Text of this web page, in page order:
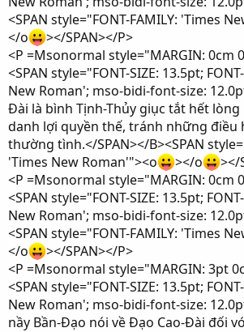
<SPAN style="FONT-FAMILY: 'Times
</o
></SPAN></P>
<P =Msonormal style="MARGIN: 0cm
<SPAN style="FONT-SIZE: 13.5pt;
New Roman'; mso-bidi-font-size:
Đài là bình Tịnh-Thủy giục tắt hết lòng
danh lợi quyền thế, tránh những điều
thường tình.</SPAN></B><SPAN
'Times New Roman'"><o
></o
></
<P =Msonormal style="MARGIN: 0cm
<SPAN style="FONT-SIZE: 13.5pt;
New Roman'; mso-bidi-font-size:
<SPAN style="FONT-FAMILY: 'Times
</o
></SPAN></P>
<P =Msonormal style="MARGIN: 3pt
<SPAN style="FONT-SIZE: 13.5pt;
New Roman'; mso-bidi-font-size:
nầy Bần-Đạo nói về Đạo Cao-Đài đối